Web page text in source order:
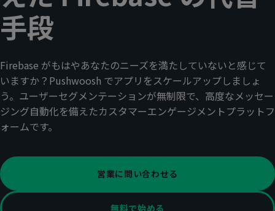
手段
Firebase がもはやあなたのニーズを満たしていないと感じて
いますか？Pushwoosh でアプリをスケールアップしましょ
う。ユーザーセグメンテーションが無制限で、高度なメッセー
ジング自動化を備えたカスタマーエンゲージメントプラットフ
ォームです。
営業に問い合わせる
無料で始める